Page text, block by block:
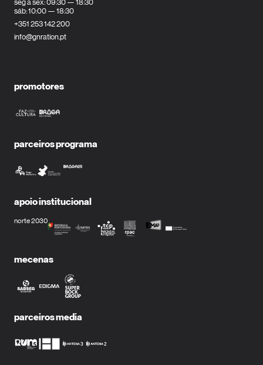
seg a sex: 09:30 — 18:30
sáb: 10:00 — 18:30
+351 253 142 200
info@gnration.pt
promotores
parceiros programa
apoio institucional
norte 2030
mecenas
parceiros media